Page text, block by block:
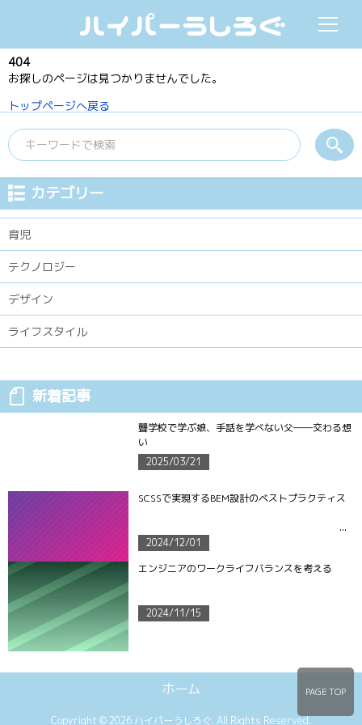
ハイパーうしろぐ
404
お探しのページは見つかりませんでした。
トップページへ戻る
カテゴリー
育児
テクノロジー
デザイン
ライフスタイル
新着記事
聾学校で学ぶ娘、手話を学べない父――交わる想
い
2025/03/21
SCSSで実現するBEM設計のベストプラクティス
2024/12/01
エンジニアのワークライフバランスを考える
2024/11/15
ホーム
Copyright ©2026 ハイパーうしろぐ. All Rights Reserved.
PAGE TOP